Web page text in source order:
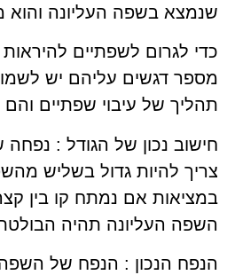
שנמצא בשפה העליונה והוא
כדי לגרום לשפתיים
מספר דגשים עליהם יש
תהליך של עיבוי שפתיים והם
חישוב נכון של הגודל : נפחה
צריך להיות גדול בשליש
במציאות אם נמתח קו בין
השפה העליונה תהיה
הנפח הנכון : הנפח של השפה